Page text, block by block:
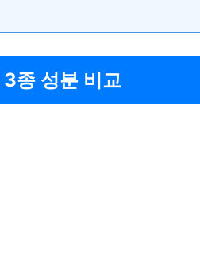
종 성분 비교